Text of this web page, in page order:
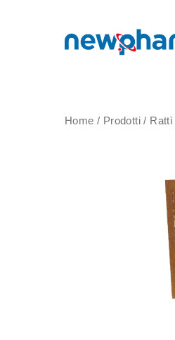
Home / Prodotti / Rattì